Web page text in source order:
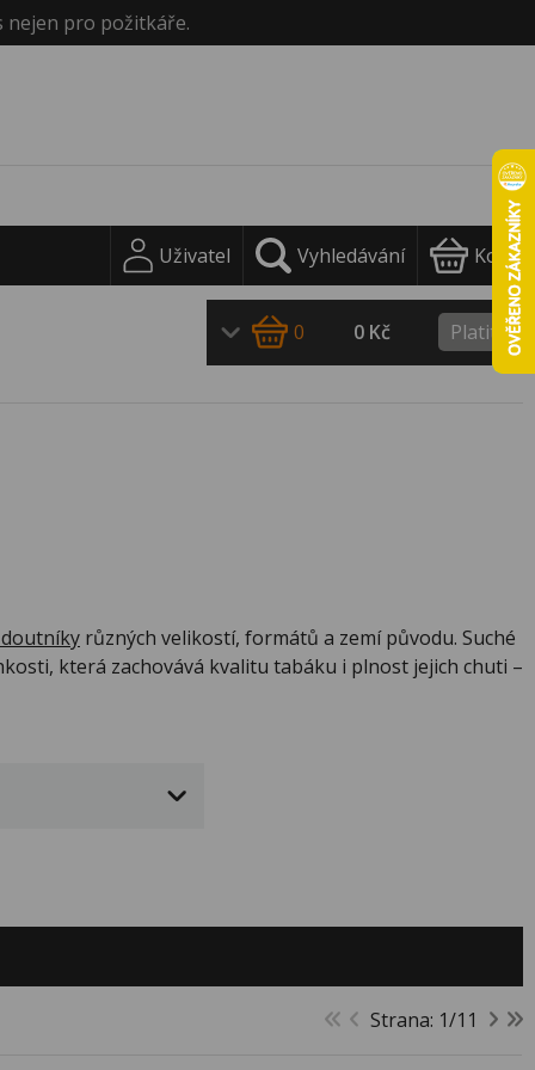
nejen pro požitkáře.
Uživatel Vyhledávání Košík
různých velikostí, formátů a zemí původu. Suché
která zachovává kvalitu tabáku i plnost jejich chuti –
Strana: 1/11
0 0 Kč Platit